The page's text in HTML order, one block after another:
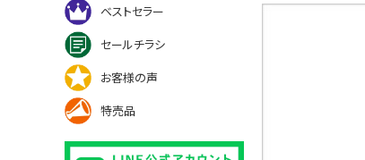
ベストセラー
セールチラシ
お客様の声
特売品